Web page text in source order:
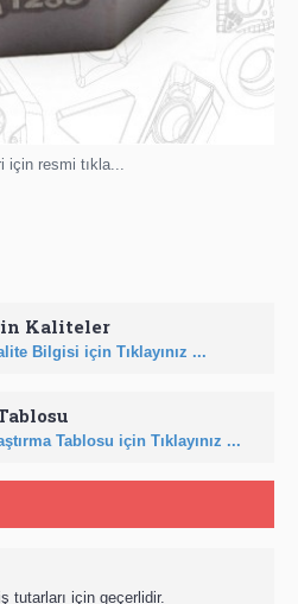
için resmi tıkla...
Kaliteler
Bilgisi için Tıklayınız ...
Tablosu için Tıklayınız ...
tutarları için geçerlidir.